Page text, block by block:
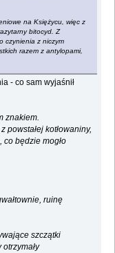
na Księżycu, więc z
bitocyd. Z
czynienia z niczym
razem z antylopami,
- co sam wyjaśnił
znakiem.
powstałej kotłowaniny,
co będzie mogło
ruinę
szczątki